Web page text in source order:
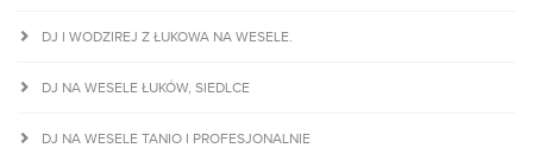
DJ I WODZIREJ Z ŁUKOWA NA WESELE.
DJ NA WESELE ŁUKÓW, SIEDLCE
DJ NA WESELE TANIO I PROFESJONALNIE